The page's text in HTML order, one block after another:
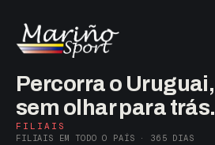
Percorra o Uruguai,
sem olhar para trás.
FILIAIS
FILIAIS EM TODO O PAÍS · 365 DIAS